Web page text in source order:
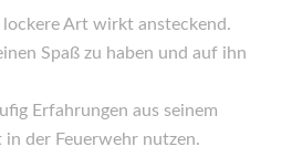
lockere Art wirkt ansteckend.
Spaß zu haben und auf ihn
Erfahrungen aus seinem
der Feuerwehr nutzen.